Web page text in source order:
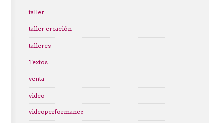
taller
taller creación
talleres
Textos
venta
video
videoperformance